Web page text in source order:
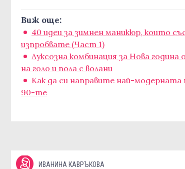
Виж още:
40 идеи за зимнен маникюр, които
изпробвате (Част 1)
Луксозна комбинация за Нова
на голо и пола с волани
Как да си направите най-модерната
90-те
ИВАНИНА КАВРЪКОВА